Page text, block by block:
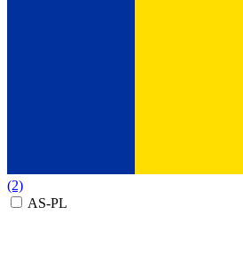
(2)
AS-PL